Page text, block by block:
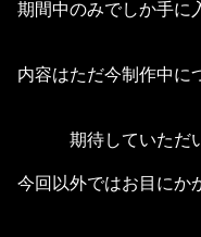
期間中のみでしか手に
内容はただ今制作中に
期待していただ
今回以外ではお目にか